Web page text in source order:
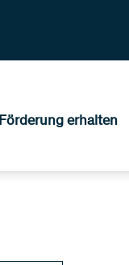
Förderung erhalten